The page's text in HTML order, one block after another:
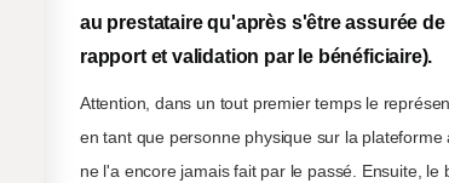
au prestataire qu'après s'être assurée
rapport et validation par le bénéficiaire).
Attention, dans un tout premier temps le
en tant que personne physique sur la
ne l'a encore jamais fait par le passé. Ensuite,